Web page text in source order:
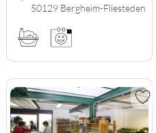
50129 Bergheim-Fliesteden